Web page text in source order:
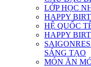
LỚP HỌC
HAPPY
HỆ QUỐC
HAPPY
SÁNG TẠO
MÓN ĂN